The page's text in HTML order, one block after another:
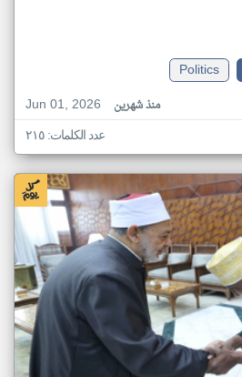
Politics
Jun 01, 2026
منذ شهرين
عدد الكلمات: ٢١٥